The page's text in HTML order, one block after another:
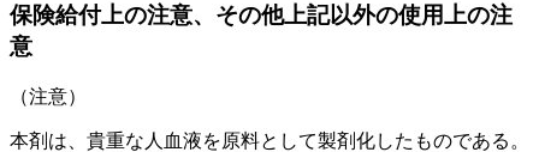
保険給付上の注意、その他上記以外の使用上の注
意
（注意）
本剤は、貴重な人血液を原料として製剤化したものである。